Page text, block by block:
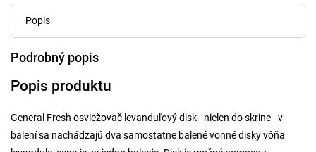
Popis
Podrobný popis
Popis produktu
General Fresh osviežovač levanduľový disk - nielen do skrine - v
balení sa nachádzajú dva samostatne balené vonné disky vôňa